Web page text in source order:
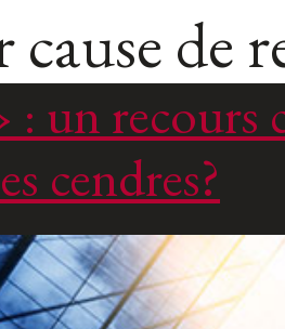
de
un recours
cendres?